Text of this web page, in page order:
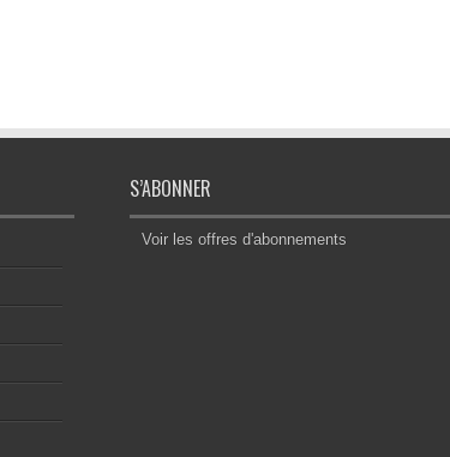
S’ABONNER
Voir les offres d'abonnements